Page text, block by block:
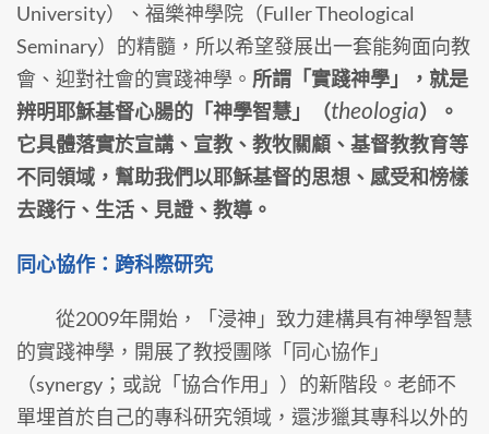
University）、福樂神學院（Fuller Theological
Seminary）的精髓，所以希望發展出一套能夠面向教
會、迎對社會的實踐神學。 所謂「實踐神學」，就是
辨明耶穌基督心腸的「神學智慧」（theologia）。
它具體落實於宣講、宣教、教牧關顧、基督教教育等
不同領域，幫助我們以耶穌基督的思想、感受和榜樣
去踐行、生活、見證、教導。
同心協作：跨科際研究
從2009年開始，「浸神」致力建構具有神學智慧
的實踐神學，開展了教授團隊「同心協作」
（synergy；或說「協合作用」）的新階段。老師不
單埋首於自己的專科研究領域，還涉獵其專科以外的